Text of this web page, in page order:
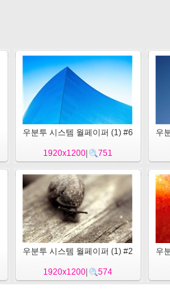
우분투 시스템 월페이퍼 (1) #6
1920x1200| 751
우
우분투 시스템 월페이퍼 (1) #2
1920x1200| 574
우